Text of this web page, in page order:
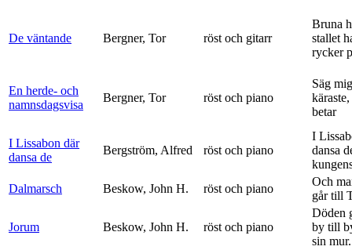
De väntande Bergner, Tor röst och gitarr
Bruna
stallet
rycker
En herde- och
namnsdagsvisa
Bergner, Tor röst och piano
Säg
betar
I Lissabon där
dansa de
Bergström, Alfred röst och piano
I
dansa
Dalmarsch
Beskow, John H. röst och piano
Och
går till
Jorum Beskow, John H. röst och piano
Döden
by till
sin